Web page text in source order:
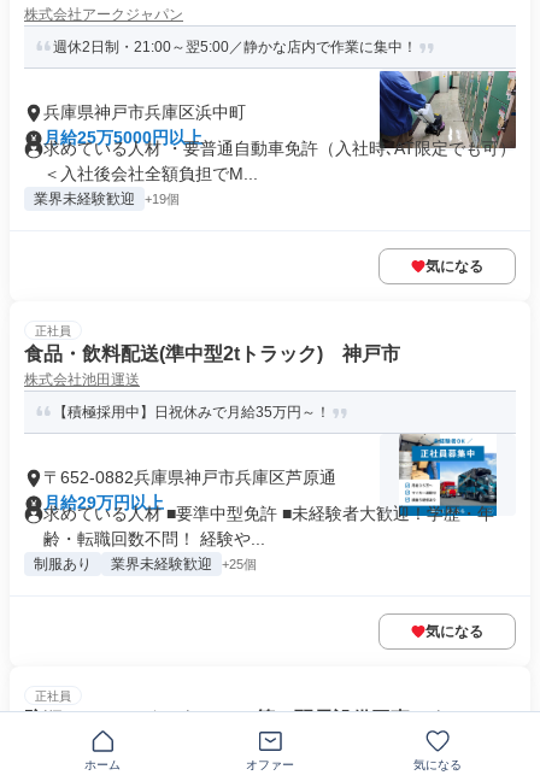
株式会社アークジャパン
週休2日制・21:00～翌5:00／静かな店内で作業に集中！
兵庫県神戸市兵庫区浜中町
月給25万5000円以上
求めている人材 ・要普通自動車免許（入社時､AT限定でも可）
＜入社後会社全額負担でM...
業界未経験歓迎 +19個
気になる
正社員
食品・飲料配送(準中型2tトラック) 神戸市
株式会社池田運送
【積極採用中】日祝休みで月給35万円～！
〒652-0882兵庫県神戸市兵庫区芦原通
月給29万円以上
求めている人材 ■要準中型免許 ■未経験者大歓迎！学歴・年
齢・転職回数不問！ 経験や...
制服あり 業界未経験歓迎 +25個
気になる
正社員
防犯カメラ・インターホン等の弱電設備工事スタッフ
オフィスプラン株式会社
ホーム オファー 気になる